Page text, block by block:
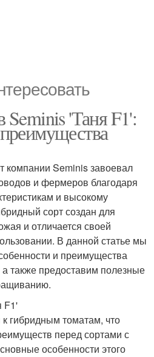
Seminis 'Таня F1':
компании Seminis завоевал
и фермеров благодаря
и высокому
сорт создан для
и отличается своей
В данной статье мы
и преимущества
также предоставим полезные
F1'
гибридным томатам, что
перед сортами с
особенности этого